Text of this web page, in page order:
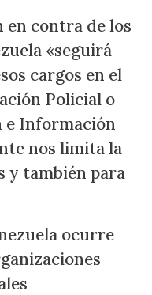
en contra de los
«seguirá
cargos en el
Policial o
e Información
nos limita la
y también para
ocurre